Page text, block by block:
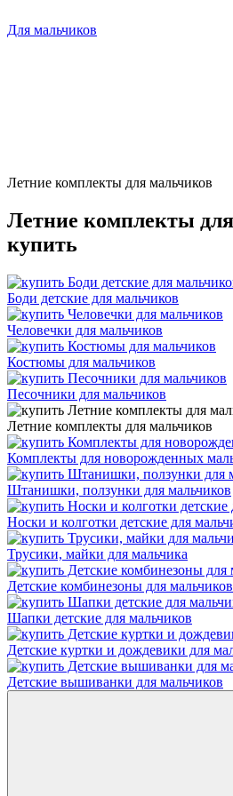
Для мальчиков
Летние комплекты для мальчиков
Летние комплекты
купить
Боди детские для мальчиков
Человечки для мальчиков
Костюмы для мальчиков
Песочники для мальчиков
Летние комплекты для мальчиков
Комплекты для новорожденных
Штанишки, ползунки для мальчиков
Носки и колготки детские для
Трусики, майки для мальчика
Детские комбинезоны для мальчиков
Шапки детские для мальчиков
Детские куртки и дождевики для
Детские вышиванки для мальчиков